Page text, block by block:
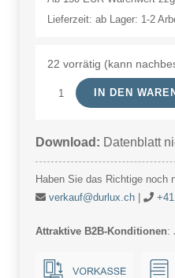
Lieferzeit: ab Lager: 1-2
22 vorrätig (kann
Kugellampe
20W
Ba15s
IN DEN
Download: Datenblatt
Haben Sie das Richtige noch
verkauf@durlux.ch|
Attraktive B2B-Konditionen: